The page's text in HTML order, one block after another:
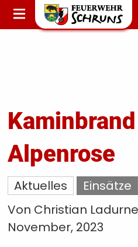
STARTSEITE
AKTUELLES
Alpenrose
Aktuelles
Einsätze
Von Christian
November, 2023